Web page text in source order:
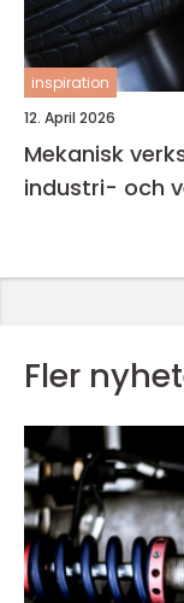
inspiration
12. April 2026
Mekanisk
industri- och
Fler